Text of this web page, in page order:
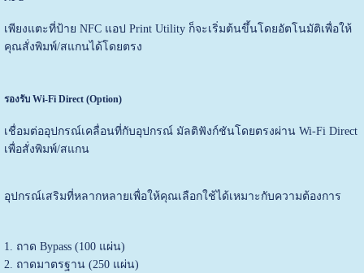
เพียงแตะที่ป้าย NFC แอป Print Utility ก็จะเริ่มต้นขึ้นโดยอัตโนมัติเพื่อให้
คุณสั่งพิมพ์/สแกนได้โดยตรง
รองรับ Wi-Fi Direct (Option)
เชื่อมต่ออุปกรณ์เคลื่อนที่กับอุปกรณ์ มัลติฟังก์ชันโดยตรงผ่าน Wi-Fi Direct
เพื่อสั่งพิมพ์/สแกน
อุปกรณ์เสริมที่หลากหลายเพื่อให้คุณเลือกใช้ได้เหมาะกับความต้องการ
1. ถาด Bypass (100 แผ่น)
2. ถาดมาตรฐาน (250 แผ่น)